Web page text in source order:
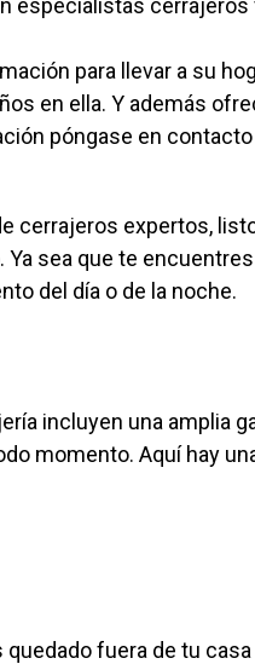
especialistas
para llevar a su
en ella. Y además
póngase en
cerrajeros expertos,
sea que te
del día o de la noche.
incluyen una amplia
momento. Aquí hay
quedado fuera de tu